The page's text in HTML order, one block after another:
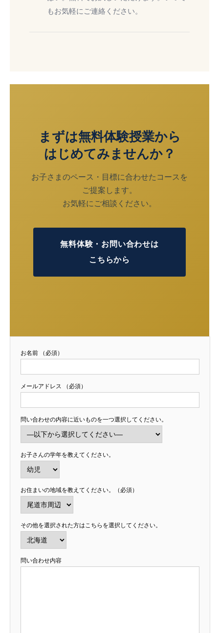
もお気軽にご連絡ください。
まずは無料体験授業から
はじめてみませんか？
お子さまのペース・目標に合わせたコースを
ご提案します。
お気軽にご相談ください。
無料体験・お問い合わせは
こちらから
お名前 （必須）
メールアドレス （必須）
問い合わせの内容に近いものを一つ選択してください。
お子さんの学年を教えてください。
お住まいの地域を教えてください。（必須）
その他を選択された方はこちらを選択してください。
問い合わせ内容